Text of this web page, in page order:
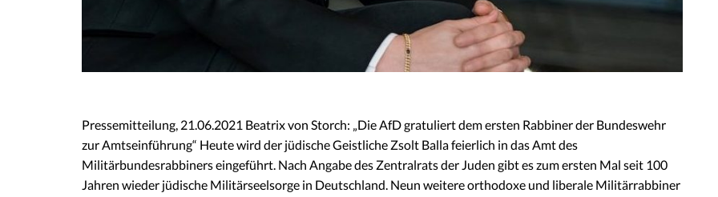
Pressemitteilung, 21.06.2021 Beatrix von Storch: „Die AfD gratuliert dem ersten Rabbiner der Bundeswehr
zur Amtseinführung“ Heute wird der jüdische Geistliche Zsolt Balla feierlich in das Amt des
Militärbundesrabbiners eingeführt. Nach Angabe des Zentralrats der Juden gibt es zum ersten Mal seit 100
Jahren wieder jüdische Militärseelsorge in Deutschland. Neun weitere orthodoxe und liberale Militärrabbiner